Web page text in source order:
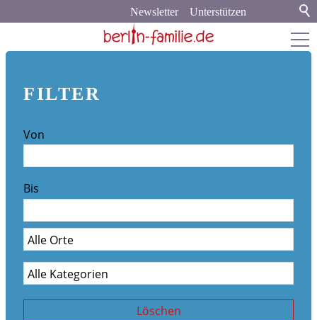
Unterstützen
Newsletter
Werbung und Kooperation
Stadt & Land
Bildung
Politik & Gesellschaft
FILTER
Von
Bis
Löschen